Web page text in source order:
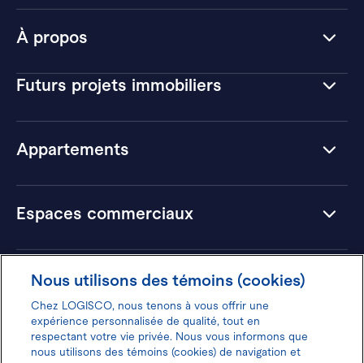
À propos
Futurs projets immobiliers
Appartements
Espaces commerciaux
Hôtels
Nous utilisons des témoins (cookies)
Chez LOGISCO, nous tenons à vous offrir une
expérience personnalisée de qualité, tout en
respectant votre vie privée. Nous vous informons que
nous utilisons des témoins (cookies) de navigation et